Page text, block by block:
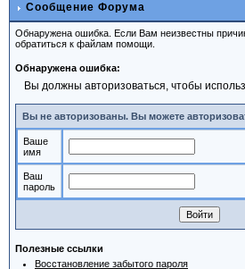
Сообщение Форума
Обнаружена ошибка. Если Вам неизвестны
обратиться к файлам помощи.
Обнаружена ошибка:
Вы должны авторизоваться, чтобы
Вы не авторизованы. Вы можете
Ваше
имя
Ваш
пароль
Полезные ссылки
Восстановление забытого пароля